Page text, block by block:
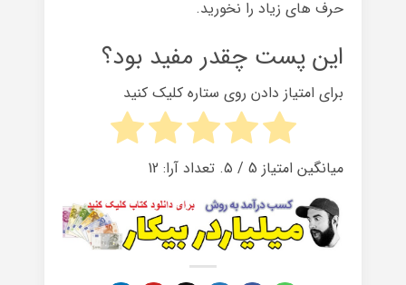
حرف های زیاد را نخورید.
این پست چقدر مفید بود؟
برای امتیاز دادن روی ستاره کلیک کنید
میانگین امتیاز 5/ ۵. تعداد آرا: 12